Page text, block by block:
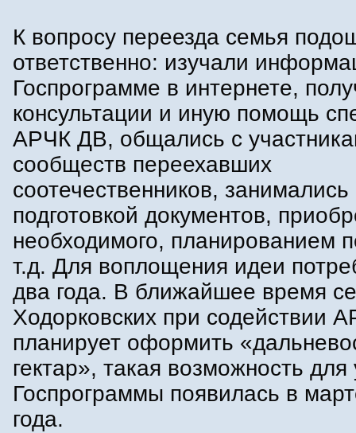
К вопросу переезда семья
ответственно: изучали
Госпрограмме в интернете,
консультации и иную помощь
АРЧК ДВ, общались с
сообществ переехавших
соотечественников, занимались
подготовкой документов,
необходимого, планированием
т.д. Для воплощения идеи
два года. В ближайшее время
Ходорковских при содействии
планирует оформить
гектар», такая возможность для
Госпрограммы появилась в
года.